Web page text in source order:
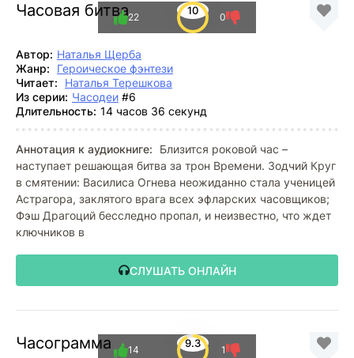
Часовая битва 10
22 0
Автор: Наталья Щерба
Жанр:
Героическое фэнтези
Читает:
Наталья Терешкова
Из серии: Часодеи #6
Длительность: 14 часов 36 секунд
Аннотация к аудиокниге:
Близится роковой час –
наступает решающая битва за трон Времени. Зодчий Круг
в смятении: Василиса Огнева неожиданно стала ученицей
Астрагора, заклятого врага всех эфларских часовщиков;
Фэш Драгоций бесследно пропал, и неизвестно, что ждет
ключников в
СЛУШАТЬ ОНЛАЙН
Часограмма 9.3
14 1